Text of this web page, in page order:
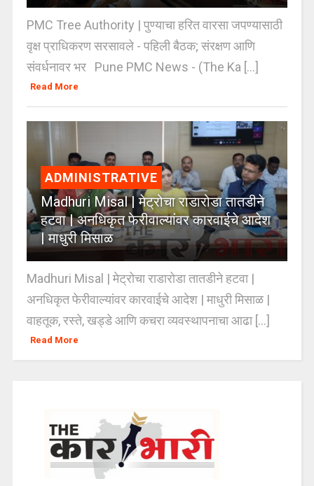
PMC Tree Authority | पुण्याचा हरित वारसा जपण्यासाठी
वृक्ष प्राधिकरण सरसावले - पहिली बैठक; संरक्षण आणि
संवर्धनावर भर Pune PMC News - (The Ka [...]
Read More
ADMINISTRATIVE
Madhuri Misal | मेट्रोचा राडारोडा तातडीने
हटवा | अनधिकृत फेरीवाल्यांवर कारवाईचे आदेश
| माधुरी मिसाळ
Madhuri Misal | मेट्रोचा राडारोडा तातडीने हटवा |
अनधिकृत फेरीवाल्यांवर कारवाईचे आदेश | माधुरी मिसाळ |
वाहतूक, रस्ते, खड्डे आणि कचरा व्यवस्थापनाचा आढा [...]
Read More